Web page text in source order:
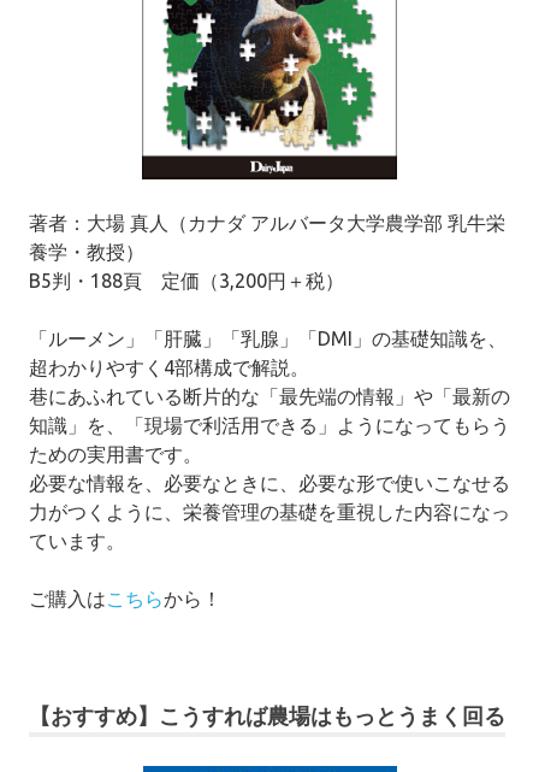
著者：大場 真人（カナダ アルバータ大学農学部 乳牛栄
養学・教授）
B5判・188頁 定価（3,200円＋税）
「ルーメン」「肝臓」「乳腺」「DMI」の基礎知識を、
超わかりやすく4部構成で解説。
巷にあふれている断片的な「最先端の情報」や「最新の
知識」を、「現場で利活用できる」ようになってもらう
ための実用書です。
必要な情報を、必要なときに、必要な形で使いこなせる
力がつくように、栄養管理の基礎を重視した内容になっ
ています。
ご購入はこちらから！
【おすすめ】こうすれば農場はもっとうまく回る